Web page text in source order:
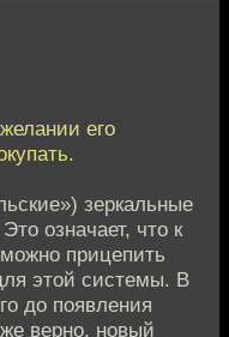
его
зеркальные
означает, что к
прицепить
этой системы. В
до появления
верно, новый